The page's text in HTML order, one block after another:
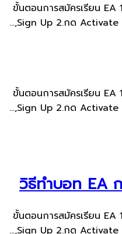
ขั้นตอนการสมัครเรียน​ EA
Sign Up 2.กด Activate
ขั้นตอนการสมัครเรียน​ EA
Sign Up 2.กด Activate
วิธีทำบอท EA
ขั้นตอนการสมัครเรียน​ EA
Sign Up 2.กด Activate